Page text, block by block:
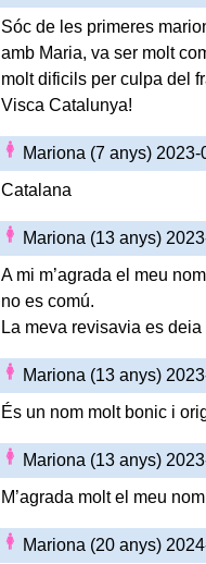
Sóc de les primeres
amb Maria, va ser molt
molt dificils per culpa del
Visca Catalunya!
Mariona (7 anys) 2023-
Catalana
Mariona (13 anys)
A mi m’agrada el meu
no es comú.
La meva revisavia es
Mariona (13 anys)
És un nom molt bonic i
Mariona (13 anys)
M’agrada molt el meu
Mariona (20 anys)